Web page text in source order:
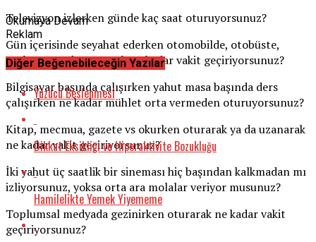
Televizyon izlerken günde kaç saat oturuyorsunuz?
Gün içerisinde seyahat ederken otomobilde, otobüste,
uçakta, trende oturarak ne kadar vakit geçiriyorsunuz?
Bilgisayar başında çalışırken yahut masa başında ders
çalışırken ne kadar mühlet orta vermeden oturuyorsunuz?
Kitap, mecmua, gazete vs okurken oturarak ya da uzanarak
ne kadar vakit geçiriyorsunuz?
İki yahut üç saatlik bir sineması hiç başından kalkmadan mı
izliyorsunuz, yoksa orta ara molalar veriyor musunuz?
Toplumsal medyada gezinirken oturarak ne kadar vakit
geçiriyorsunuz?
Okumaya Devam
Reklam
Diğer Beğenebileceğin Yazılar
Yüzücü Beslenmesi
Dikkat Eksikliği ve Hiperaktivite Bozukluğu
Hamilelikte Yemek Yiyememe